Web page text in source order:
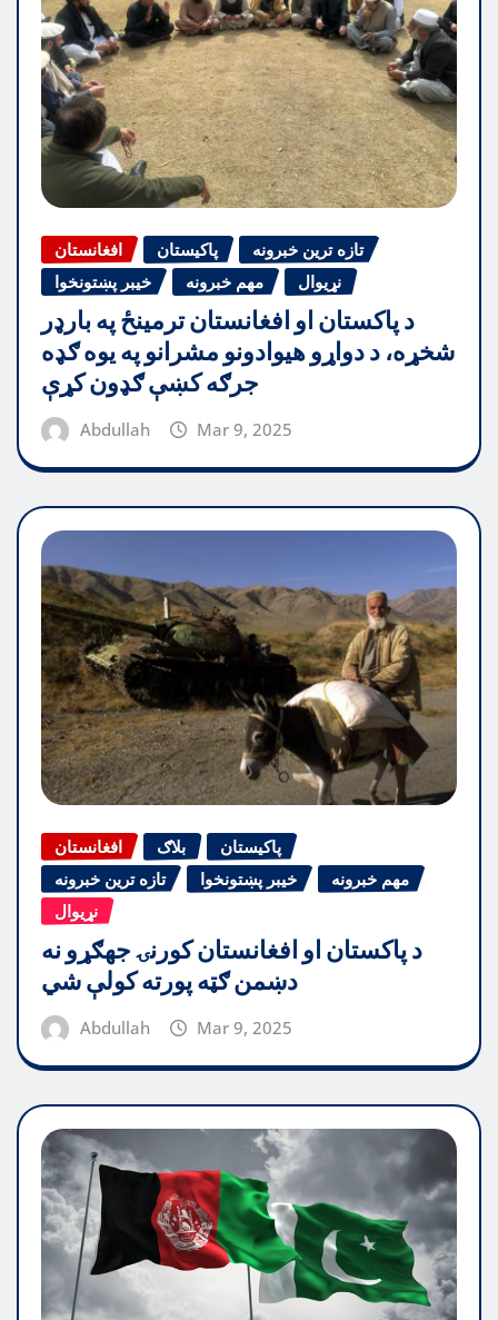
افغانستان پاکیستان
تازه ترین خبرونه
خیبر پښتونخوا
مهم خبرونه نړیوال
د پاکستان او افغانستان ترمینځ په بارډر
شخړه، د دواړو هیوادونو مشرانو په یوه ګډه
جرګه کښې ګډون کړې
Abdullah Mar 9, 2025
افغانستان بلاګ
پاکیستان
تازه ترین خبرونه
خیبر پښتونخوا
مهم خبرونه
نړیوال
د پاکستان او افغانستان کورنۍ جهګړو نه
دښمن ګټه پورته کولې شي
Abdullah Mar 9, 2025